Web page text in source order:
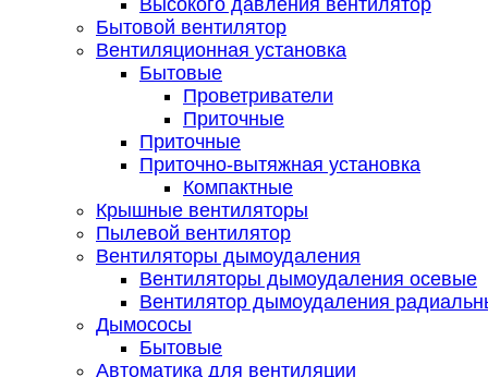
Высокого давления вентилятор
Бытовой вентилятор
Вентиляционная установка
Бытовые
Проветриватели
Приточные
Приточные
Приточно-вытяжная установка
Компактные
Крышные вентиляторы
Пылевой вентилятор
Вентиляторы дымоудаления
Вентиляторы дымоудаления осевые
Вентилятор дымоудаления
Дымососы
Бытовые
Автоматика для вентиляции